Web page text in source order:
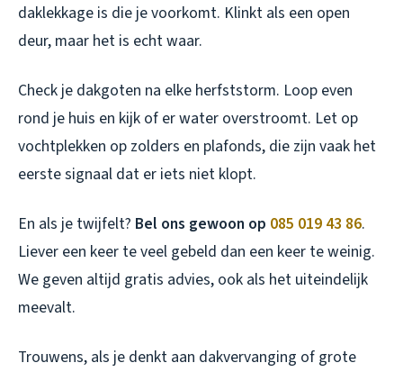
daklekkage is die je voorkomt. Klinkt als een open
deur, maar het is echt waar.
Check je dakgoten na elke herfststorm. Loop even
rond je huis en kijk of er water overstroomt. Let op
vochtplekken op zolders en plafonds, die zijn vaak het
eerste signaal dat er iets niet klopt.
En als je twijfelt? Bel ons gewoon op 085 019 43 86.
Liever een keer te veel gebeld dan een keer te weinig.
We geven altijd gratis advies, ook als het uiteindelijk
meevalt.
Trouwens, als je denkt aan dakvervanging of grote